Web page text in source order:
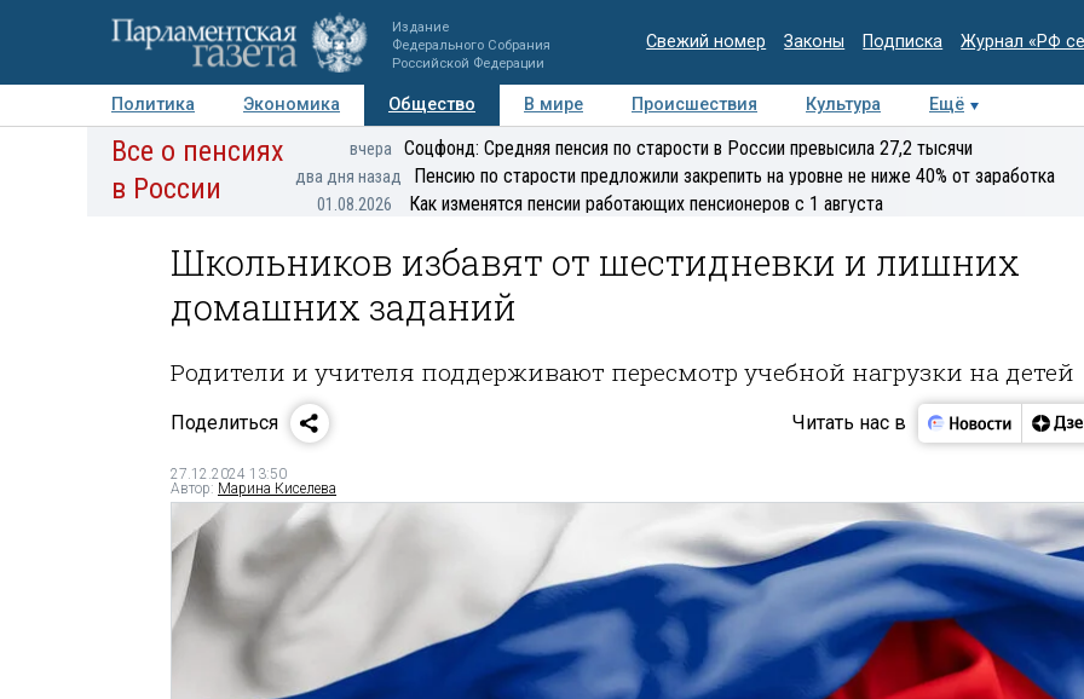
Издание
Федерального Собрания
Российской Федерации
Свежий номер Законы Подписка Журнал «РФ
Политика Экономика Общество В мире Происшествия Культура Ещё
Авторы Персоны Мнения Регионы Медиацентр Интервью Колумнисты
Все о пенсиях
в России
вчера Соцфонд: Средняя пенсия по старости в России превысила 27,2 тысячи
два дня назад Пенсию по старости предложили закрепить на уровне не ниже 40% от заработка
01.08.2026 Как изменятся пенсии работающих пенсионеров с 1 августа
Школьников избавят от шестидневки и лишних
домашних заданий
Родители и учителя поддерживают пересмотр учебной нагрузки на детей
Поделиться Читать нас в
27.12.2024 13:50
Автор: Марина Киселева